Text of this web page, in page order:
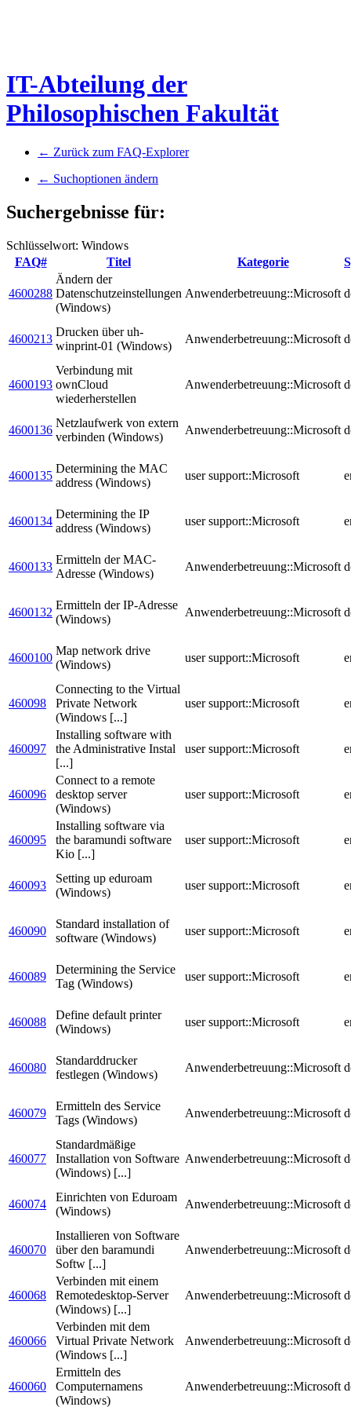
IT-Abteilung der
Philosophischen Fakultät
← Zurück zum FAQ-Explorer
← Suchoptionen ändern
Suchergebnisse für:
Schlüsselwort: Windows
FAQ#
Titel Kategorie
4600288
Ändern der
Datenschutzeinstellungen
(Windows)
Anwenderbetreuung::Microsoft
4600213
Drucken über uh-
winprint-01 (Windows)
Anwenderbetreuung::Microsoft
4600193
Verbindung mit
ownCloud
wiederherstellen
Anwenderbetreuung::Microsoft
4600136
Netzlaufwerk von extern
verbinden (Windows)
Anwenderbetreuung::Microsoft
4600135
Determining the MAC
address (Windows)
user support::Microsoft
4600134
Determining the IP
address (Windows)
user support::Microsoft
4600133
Ermitteln der MAC-
Adresse (Windows)
Anwenderbetreuung::Microsoft
4600132
Ermitteln der IP-Adresse
(Windows)
Anwenderbetreuung::Microsoft
4600100
Map network drive
(Windows)
user support::Microsoft
460098
Connecting to the Virtual
Private Network
(Windows [...]
user support::Microsoft
460097
Installing software with
the Administrative Instal
[...]
user support::Microsoft
460096
Connect to a remote
desktop server
(Windows)
user support::Microsoft
460095
Installing software via
the baramundi software
Kio [...]
user support::Microsoft
460093
Setting up eduroam
(Windows)
user support::Microsoft
460090
Standard installation of
software (Windows)
user support::Microsoft
460089
Determining the Service
Tag (Windows)
user support::Microsoft
460088
Define default printer
(Windows)
user support::Microsoft
460080
Standarddrucker
festlegen (Windows)
Anwenderbetreuung::Microsoft
460079
Ermitteln des Service
Tags (Windows)
Anwenderbetreuung::Microsoft
460077
Standardmäßige
Installation von Software
(Windows) [...]
Anwenderbetreuung::Microsoft
460074
Einrichten von Eduroam
(Windows)
Anwenderbetreuung::Microsoft
460070
Installieren von Software
über den baramundi
Softw [...]
Anwenderbetreuung::Microsoft
460068
Verbinden mit einem
Remotedesktop-Server
(Windows) [...]
Anwenderbetreuung::Microsoft
460066
Verbinden mit dem
Virtual Private Network
(Windows [...]
Anwenderbetreuung::Microsoft
460060
Ermitteln des
Computernamens
(Windows)
Anwenderbetreuung::Microsoft